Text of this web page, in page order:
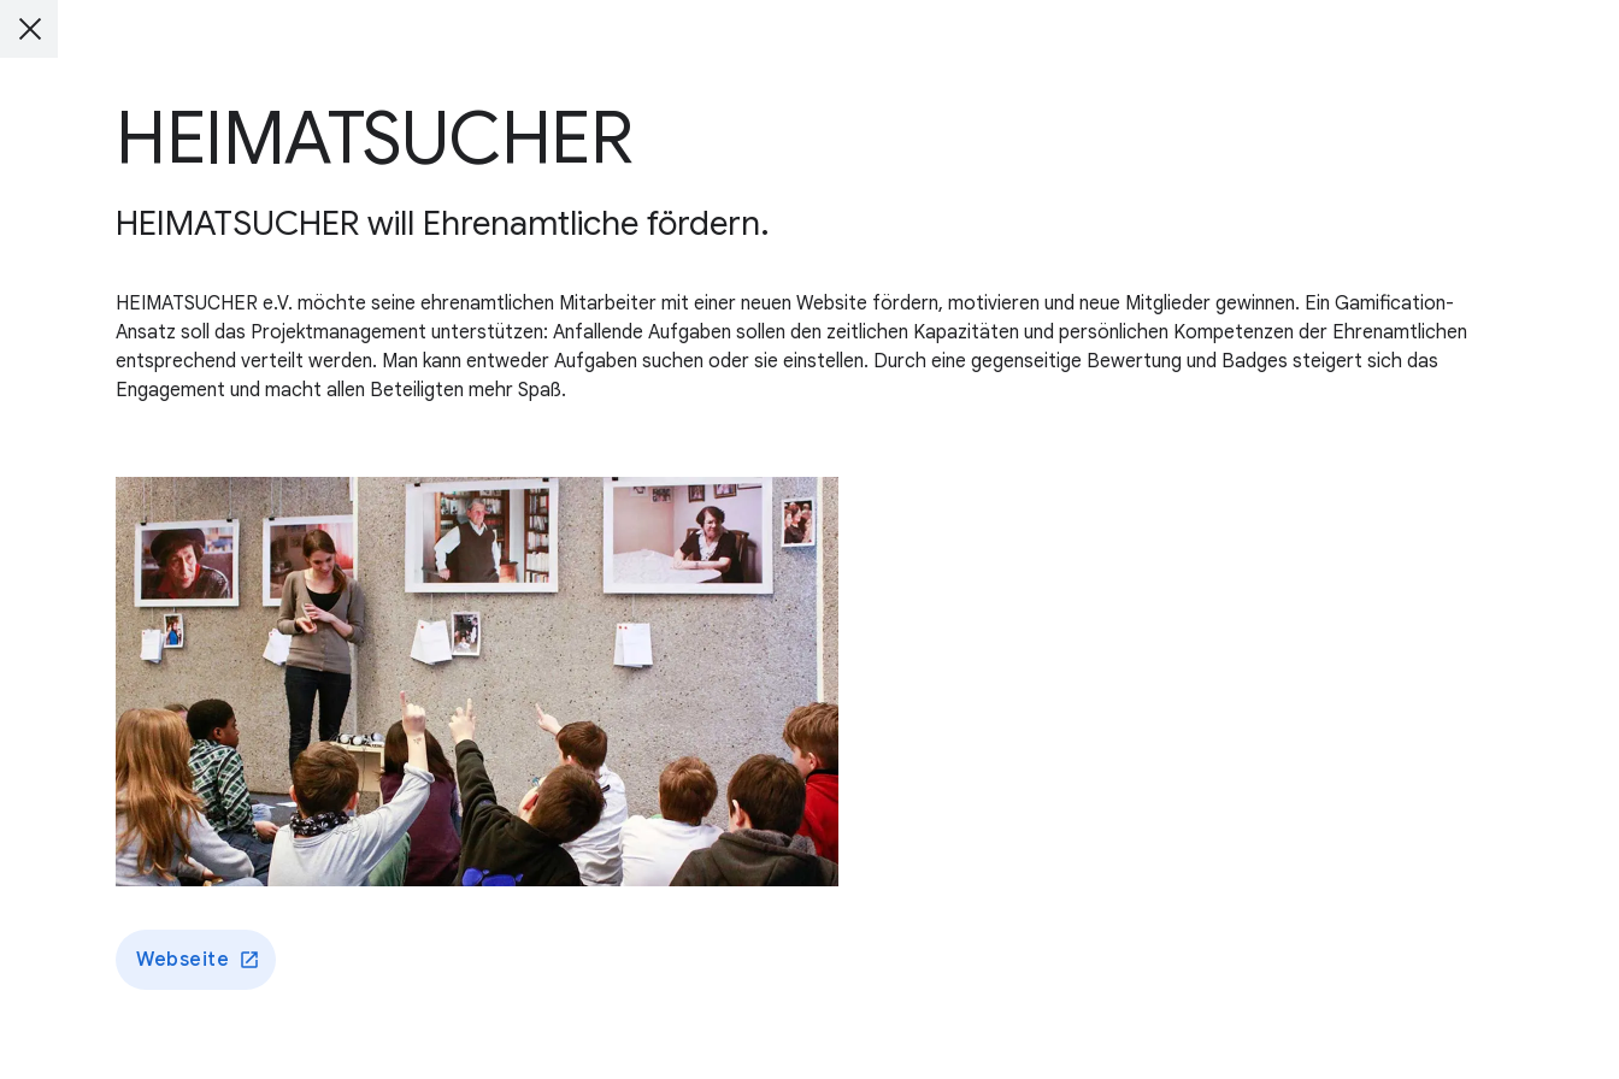
HEIMATSUCHER
HEIMATSUCHER will Ehrenamtliche fördern.
HEIMATSUCHER e.V. möchte seine ehrenamtlichen Mitarbeiter mit einer neuen Website fördern, motivieren und neue Mitglieder gewinnen. Ein Gamification-
Ansatz soll das Projektmanagement unterstützen: Anfallende Aufgaben sollen den zeitlichen Kapazitäten und persönlichen Kompetenzen der Ehrenamtlichen
entsprechend verteilt werden. Man kann entweder Aufgaben suchen oder sie einstellen. Durch eine gegenseitige Bewertung und Badges steigert sich das
Engagement und macht allen Beteiligten mehr Spaß.
Webseite